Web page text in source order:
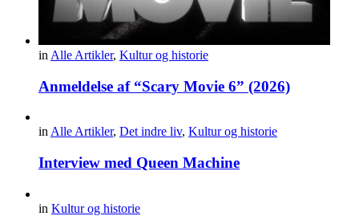
in Alle Artikler, Kultur og historie
Anmeldelse af “Scary Movie 6” (2026)
in Alle Artikler, Det indre liv, Kultur og historie
Interview med Queen Machine
in Kultur og historie